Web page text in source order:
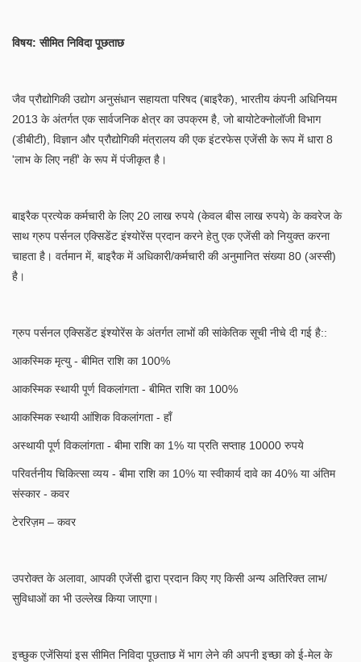
विषय:सीमित निविदा पूछताछ
जैव प्रौद्योगिकी उद्योग अनुसंधान सहायता परिषद (बाइरैक), भारतीय कंपनी अधिनियम
2013 के अंतर्गत एक सार्वजनिक क्षेत्र का उपक्रम है, जो बायोटेक्नोलॉजी विभाग
(डीबीटी), विज्ञान और प्रौद्योगिकी मंत्रालय की एक इंटरफेस एजेंसी के रूप में धारा 8
'लाभ के लिए नहीं' के रूप में पंजीकृत है।
बाइरैक प्रत्येक कर्मचारी के लिए 20 लाख रुपये (केवल बीस लाख रुपये) के कवरेज के
साथ ग्रुप पर्सनल एक्सिडेंट इंश्योरेंस प्रदान करने हेतु एक एजेंसी को नियुक्त करना
चाहता है। वर्तमान में, बाइरैक में अधिकारी/कर्मचारी की अनुमानित संख्या 80 (अस्सी)
है।
ग्रुप पर्सनल एक्सिडेंट इंश्योरेंस के अंतर्गत लाभों की सांकेतिक सूची नीचे दी गई है::
आकस्मिक मृत्यु - बीमित राशि का 100%
आकस्मिक स्थायी पूर्ण विकलांगता - बीमित राशि का 100%
आकस्मिक स्थायी आंशिक विकलांगता - हाँ
अस्थायी पूर्ण विकलांगता - बीमा राशि का 1% या प्रति सप्ताह 10000 रुपये
परिवर्तनीय चिकित्सा व्यय - बीमा राशि का 10% या स्वीकार्य दावे का 40% या अंतिम
संस्कार - कवर
टेररिज़म – कवर
उपरोक्त के अलावा, आपकी एजेंसी द्वारा प्रदान किए गए किसी अन्य अतिरिक्त लाभ/
सुविधाओं का भी उल्लेख किया जाएगा।
इच्छुक एजेंसियां इस सीमित निविदा पूछताछ में भाग लेने की अपनी इच्छा को ई-मेल के